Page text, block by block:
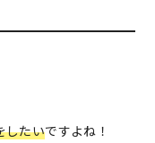
したいですよね！